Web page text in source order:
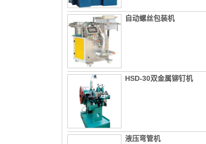
自动螺丝包装机
HSD-30双金属铆钉机
液压弯管机